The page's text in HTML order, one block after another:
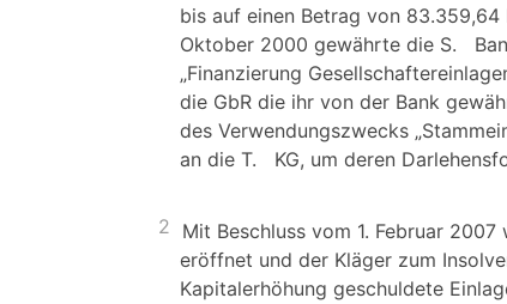
bis auf einen Betrag von
Oktober 2000 gewährte die S.
„Finanzierung
die GbR die ihr von der Bank
des Verwendungszwecks
an die T. KG, um deren
2 Mit Beschluss vom 1. Februar
eröffnet und der Kläger zum
Kapitalerhöhung geschuldete